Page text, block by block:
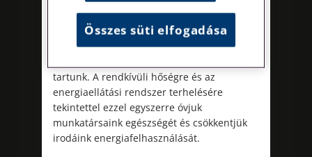
Kövess minket!
Az energiatudatos és fenntartható
működés iránti elkötelezettségünk
részeként augusztus 8-án, szombaton
tartunk. A rendkívüli hőségre és az
energiaellátási rendszer terhelésére
tekintettel ezzel egyszerre óvjuk
munkatársaink egészségét és csökkentjük
irodáink energiafelhasználását.
Összes süti elfogadása